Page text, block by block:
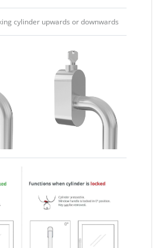
cylinder upwards or downwards